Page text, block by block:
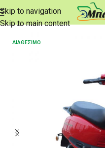
Skip to navigation
Skip to main content
Αρχική σελίδα e-Scooters
ΔΙΑΘΈΣΙΜΟ